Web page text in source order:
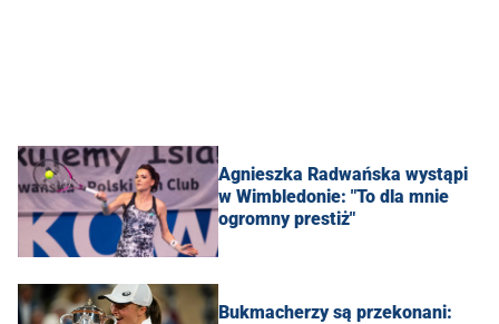
Agnieszka Radwańska wystąpi
w Wimbledonie: "To dla mnie
ogromny prestiż"
Bukmacherzy są przekonani: